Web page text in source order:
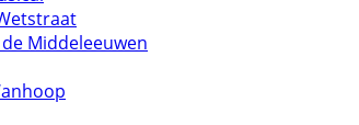
Middeleeuwen